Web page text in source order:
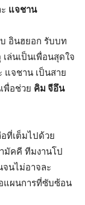
แจชาน
อินฮยอก รับบท
ล่นเป็นเพื่อนสุดใจ
แจชาน เป็นสาย
พื่อช่วย คิม จีอึน
ที่เต็มไปด้วย
มัคคี ทีมงานโป
นไม่อาจละ
แผนการที่ซับซ้อน